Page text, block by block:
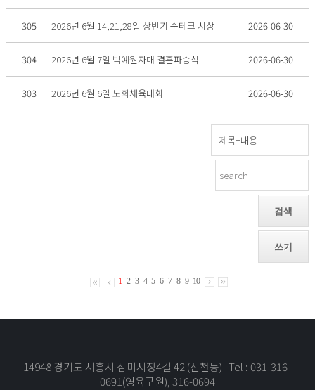
305 2026년 6월 14,21,28일 상반기 순테크 시상 2026-06-30
304 2026년 6월 7일 박예원자매 결혼파송식 2026-06-30
303 2026년 6월 6일 노회체육대회 2026-06-30
검색
쓰기
1 2 3 4 5 6 7 8 9 10
14948 경기도 시흥시 삼미시장4길 42 (신천동) Tel : 031-316-
0691(영육구원), 316-0694